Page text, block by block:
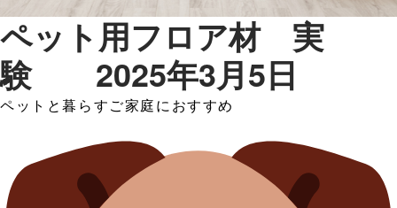
ペット用フロア材 実
験 2025年3月5日
ペットと暮らすご家庭におすすめ